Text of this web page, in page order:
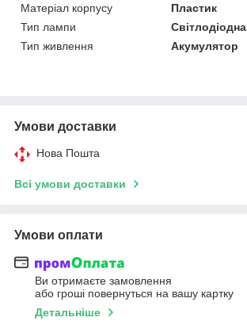
Матеріал корпусу
Пластик
Тип лампи
Світлодіодна
Тип живлення
Акумулятор
Умови доставки
Нова Пошта
Всі умови доставки
Умови оплати
Ви отримаєте замовлення
або гроші повернуться на вашу картку
Детальніше